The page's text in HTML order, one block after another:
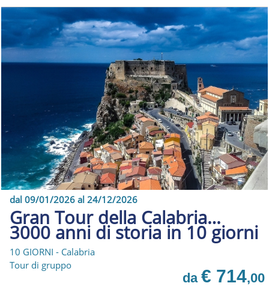
dal 09/01/2026 al 24/12/2026
Gran Tour della Calabria…
3000 anni di storia in 10 giorni
10 GIORNI - Calabria
Tour di gruppo
da € 714,00